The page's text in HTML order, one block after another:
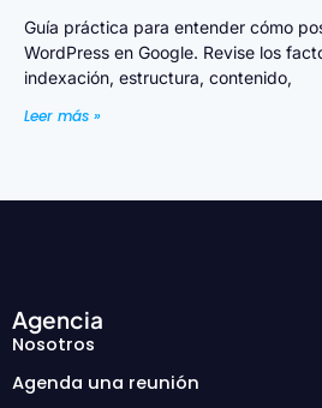
Guía práctica para entender cómo
WordPress en Google. Revise los
indexación, estructura, contenido,
Leer más »
Agencia
Nosotros
Agenda una reunión